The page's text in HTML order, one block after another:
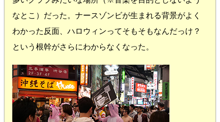
なとこ）だった。ナースゾンビが生まれる背景がよく
わかった反面、ハロウィンってそもそもなんだっけ？
という根幹がさらにわからなくなった。